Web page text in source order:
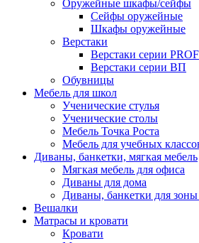
Оружейные шкафы/сейфы
Сейфы оружейные
Шкафы оружейные
Верстаки
Верстаки серии
Верстаки серии ВП
Обувницы
Мебель для школ
Ученические стулья
Ученические столы
Мебель Точка Роста
Мебель для учебных
Диваны, банкетки, мягкая мебель
Мягкая мебель для офиса
Диваны для дома
Диваны, банкетки для
Вешалки
Матрасы и кровати
Кровати